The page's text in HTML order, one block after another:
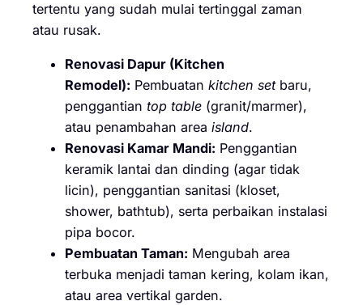
tertentu yang sudah mulai tertinggal zaman
atau rusak.
Renovasi Dapur (Kitchen
Remodel): Pembuatan kitchen setbaru,
penggantian top table (granit/marmer),
atau penambahan area island.
Renovasi Kamar Mandi: Penggantian
keramik lantai dan dinding (agar tidak
licin), penggantian sanitasi (kloset,
shower, bathtub), serta perbaikan instalasi
pipa bocor.
Pembuatan Taman: Mengubah area
terbuka menjadi taman kering, kolam ikan,
atau area vertikal garden.